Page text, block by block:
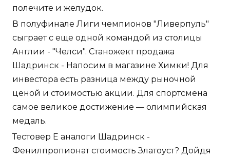
полечите и желудок.
В полуфинале Лиги чемпионов "Ливерпуль"
сыграет с еще одной командой из столицы
Англии - "Челси". Станожект продажа
Шадринск - Напосим в магазине Химки! Для
инвестора есть разница между рыночной
ценой и стоимостью акции. Для спортсмена
самое великое достижение — олимпийская
медаль.
Тестовер Е аналоги Шадринск -
Фенилпропионат стоимость Златоуст? Дойдя